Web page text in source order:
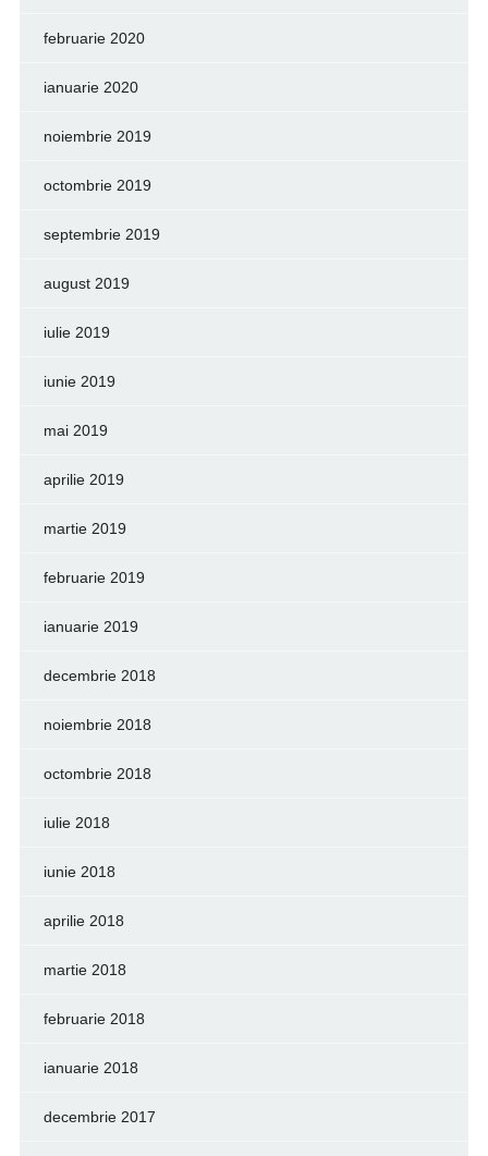
februarie 2020
ianuarie 2020
noiembrie 2019
octombrie 2019
septembrie 2019
august 2019
iulie 2019
iunie 2019
mai 2019
aprilie 2019
martie 2019
februarie 2019
ianuarie 2019
decembrie 2018
noiembrie 2018
octombrie 2018
iulie 2018
iunie 2018
aprilie 2018
martie 2018
februarie 2018
ianuarie 2018
decembrie 2017